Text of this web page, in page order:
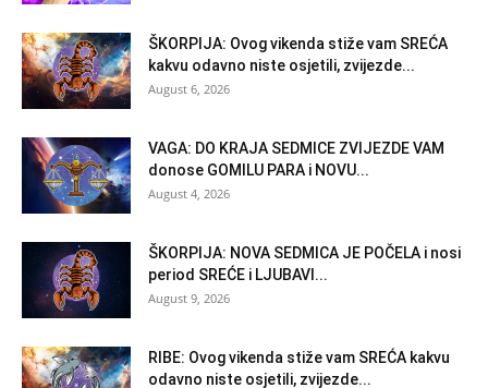
ŠKORPIJA: Ovog vikenda stiže vam SREĆA
kakvu odavno niste osjetili, zvijezde...
August 6, 2026
VAGA: DO KRAJA SEDMICE ZVIJEZDE VAM
donose GOMILU PARA i NOVU...
August 4, 2026
ŠKORPIJA: NOVA SEDMICA JE POČELA i nosi
period SREĆE i LJUBAVI...
August 9, 2026
RIBE: Ovog vikenda stiže vam SREĆA kakvu
odavno niste osjetili, zvijezde...